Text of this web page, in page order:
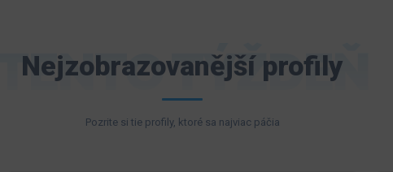
Nejzobrazovanější profily
TÝŽDEŇ
Pozrite si tie profily, ktoré sa najviac páčia